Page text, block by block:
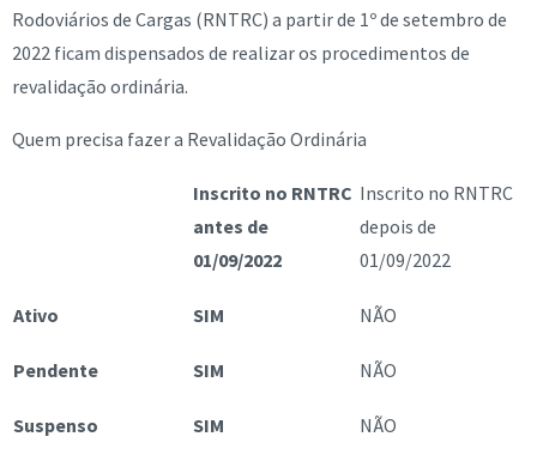
Rodoviários de Cargas (RNTRC) a partir de 1º de setembro de
2022 ficam dispensados de realizar os procedimentos de
revalidação ordinária.
Quem precisa fazer a Revalidação Ordinária
Inscrito no RNTRC
antes de
01/09/2022
Inscrito no RNTRC
depois de
01/09/2022
Ativo SIM NÃO
Pendente SIM NÃO
Suspenso SIM NÃO